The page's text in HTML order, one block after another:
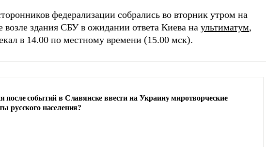
федерализации собрались во вторник утром на
возле здания СБУ в ожидании ответа Киева на ультиматум,
в 14.00 по местному времени (15.00 мск).
после событий в Славянске ввести на Украину миротворческие
русского населения?